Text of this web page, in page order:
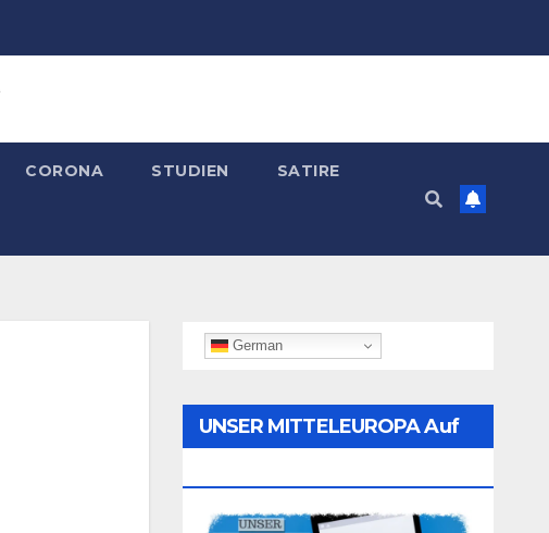
CORONA STUDIEN SATIRE
German
UNSER MITTELEUROPA Auf